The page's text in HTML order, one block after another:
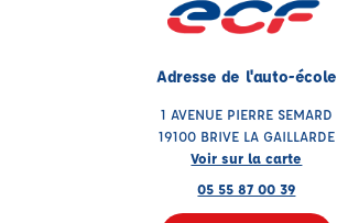
Adresse de l'auto-école
1 AVENUE PIERRE SEMARD
19100 BRIVE LA GAILLARDE
Voir sur la carte
05 55 87 00 39